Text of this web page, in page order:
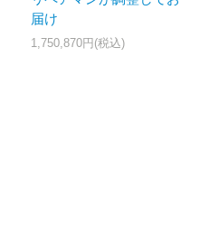
届け
1,750,870円(税込)